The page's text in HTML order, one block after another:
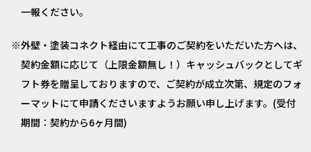
一報ください。
外壁・塗装コネクト経由にて工事のご契約をいただいた方へは、
契約金額に応じて（上限金額無し！）キャッシュバックとしてギ
フト券を贈呈しておりますので、ご契約が成立次第、規定のフォ
ーマットにて申請くださいますようお願い申し上げます。(受付
期間：契約から6ヶ月間)